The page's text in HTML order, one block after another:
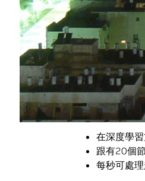
它提供了超過
分之一，跟尋
專為人工智慧
用，而打造相
DGX Station
在深度學
跟有20個
每秒可處